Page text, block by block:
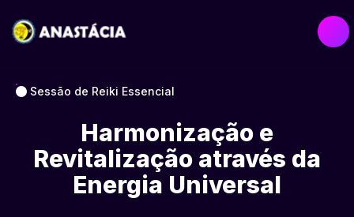
Sessão de Reiki Essencial
Harmonização e
Revitalização através da
Energia Universal